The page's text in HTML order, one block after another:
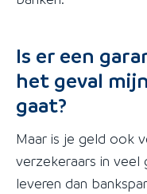
Is er een
het geval
gaat?
Maar is je geld ook
verzekeraars in veel
leveren dan